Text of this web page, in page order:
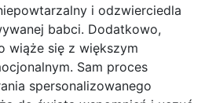
i odzwierciedla
babci. Dodatkowo,
wiąże się z większym
Sam proces
spersonalizowanego